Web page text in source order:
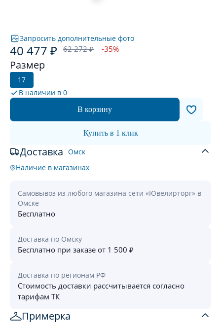
Запросить дополнительные фото
40 477 ₽ 62 272 ₽ -35%
Размер
17
В наличии в 0
В корзину
Купить в 1 клик
Доставка Омск
Наличие в магазинах
Самовывоз из любого магазина сети «Ювелирторг» в
Омске
Бесплатно
Доставка по Омску
Бесплатно при заказе от 1 500 ₽
Доставка по регионам РФ
Стоимость доставки рассчитывается согласно
тарифам ТК
Примерка